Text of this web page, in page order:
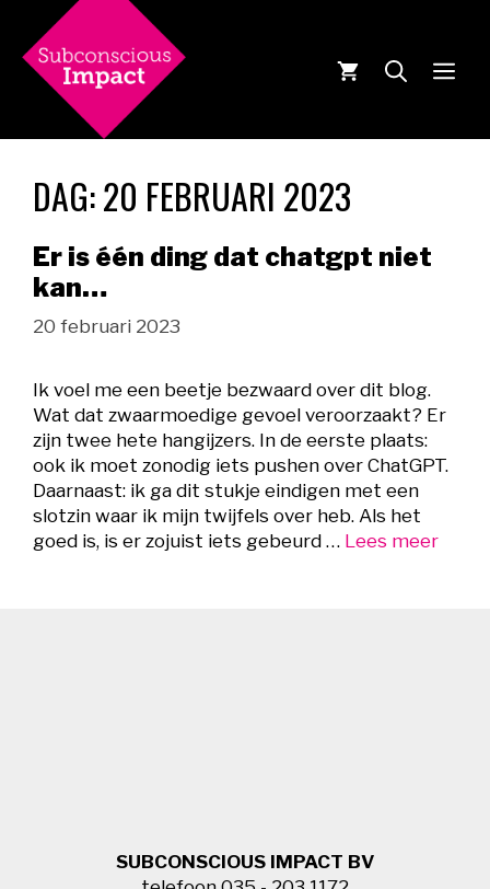
naar
inhoud
DAG:20 FEBRUARI 2023
Er is één ding dat chatgpt niet
kan…
20 februari 2023
Ik voel me een beetje bezwaard over dit blog.
Wat dat zwaarmoedige gevoel veroorzaakt? Er
zijn twee hete hangijzers. In de eerste plaats:
ook ik moet zonodig iets pushen over ChatGPT.
Daarnaast: ik ga dit stukje eindigen met een
slotzin waar ik mijn twijfels over heb. Als het
goed is, is er zojuist iets gebeurd … Lees meer
SUBCONSCIOUS IMPACT BV